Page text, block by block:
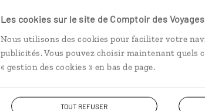
Les cookies sur le site de Comptoir des Voyages
Nous utilisons des cookies pour faciliter votre
publicités. Vous pouvez choisir maintenant quels
« gestion des cookies » en bas de page.
TOUT REFUSER